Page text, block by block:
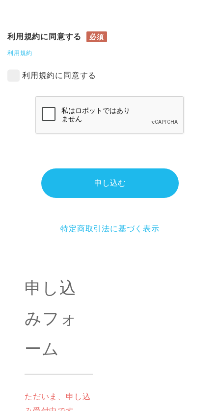
利用規約に同意する 必須
利用規約
利用規約に同意する
申し込む
特定商取引法に基づく表示
申し込
みフォ
ーム
ただいま、申し込